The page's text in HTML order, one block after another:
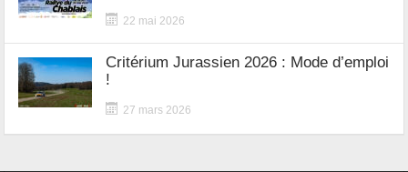
22 mai 2026
Critérium Jurassien 2026 : Mode d’emploi
!
27 mars 2026